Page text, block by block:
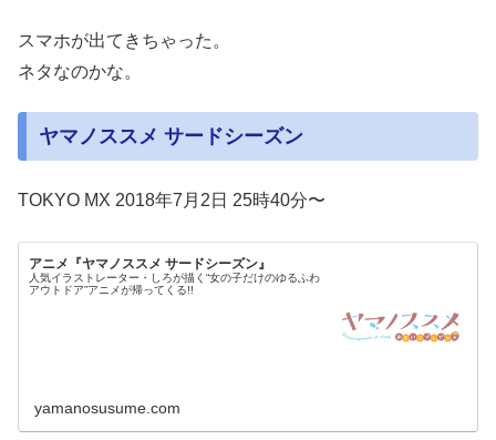
スマホが出てきちゃった。
ネタなのかな。
ヤマノススメ サードシーズン
TOKYO MX 2018年7月2日 25時40分〜
アニメ『ヤマノススメ サードシーズン』
人気イラストレーター・しろが描く“女の子だけのゆるふわ
アウトドア”アニメが帰ってくる!!
yamanosusume.com